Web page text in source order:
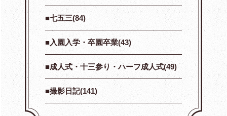
七五三(84)
入園入学・卒園卒業(43)
成人式・十三参り・ハーフ成人式(49)
撮影日記(141)